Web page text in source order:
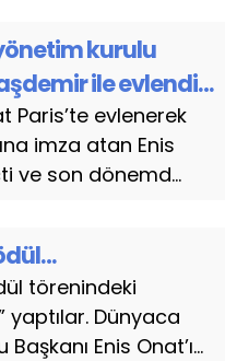
kurulu
ile evlendi…
Paris’te evlenerek
imza atan Enis
ve son dönemd...
törenindeki
Dünyaca
Enis Onat’ı...